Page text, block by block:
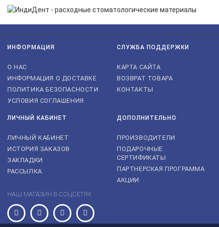
ИНФОРМАЦИЯ
О НАС
ИНФОРМАЦИЯ О ДОСТАВКЕ
ПОЛИТИКА БЕЗОПАСНОСТИ
УСЛОВИЯ СОГЛАШЕНИЯ
СЛУЖБА ПОДДЕРЖКИ
КАРТА САЙТА
ВОЗВРАТ ТОВАРА
КОНТАКТЫ
ЛИЧНЫЙ КАБИНЕТ
ЛИЧНЫЙ КАБИНЕТ
ИСТОРИЯ ЗАКАЗОВ
ЗАКЛАДКИ
РАССЫЛКА
ДОПОЛНИТЕЛЬНО
ПРОИЗВОДИТЕЛИ
ПОДАРОЧНЫЕ
СЕРТИФИКАТЫ
ПАРТНЕРСКАЯ ПРОГРАММА
АКЦИИ
НАШ МАГАЗИН В СОЦСЕТЯХ